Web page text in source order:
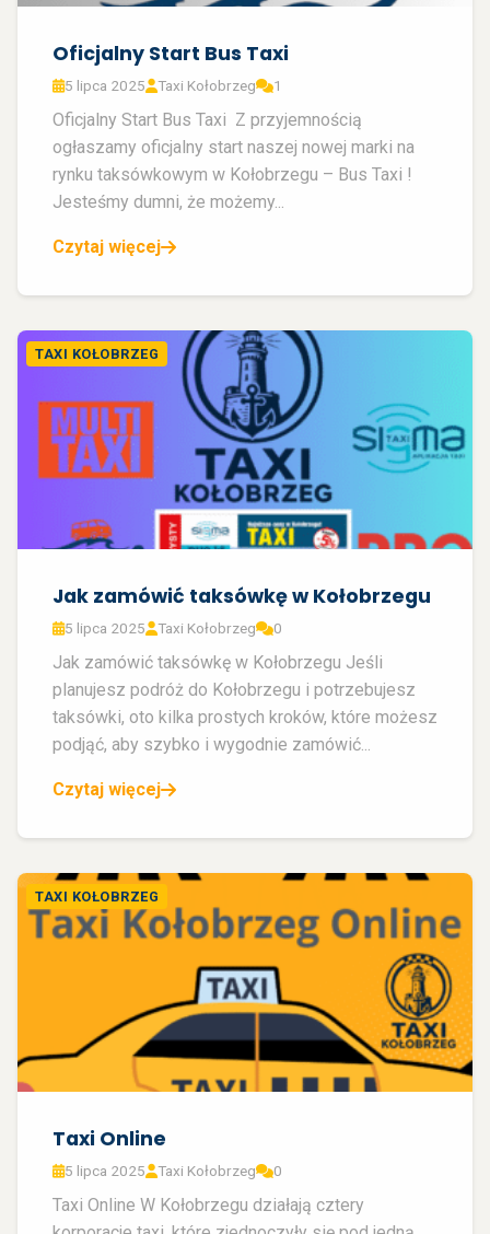
Oficjalny Start Bus Taxi
5 lipca 2025 Taxi Kołobrzeg 1
Oficjalny Start Bus Taxi Z przyjemnością
ogłaszamy oficjalny start naszej nowej marki na
rynku taksówkowym w Kołobrzegu – Bus Taxi !
Jesteśmy dumni, że możemy...
Czytaj więcej
TAXI KOŁOBRZEG
Jak zamówić taksówkę w Kołobrzegu
5 lipca 2025 Taxi Kołobrzeg 0
Jak zamówić taksówkę w Kołobrzegu Jeśli
planujesz podróż do Kołobrzegu i potrzebujesz
taksówki, oto kilka prostych kroków, które możesz
podjąć, aby szybko i wygodnie zamówić...
Czytaj więcej
TAXI KOŁOBRZEG
Taxi Online
5 lipca 2025 Taxi Kołobrzeg 0
Taxi Online W Kołobrzegu działają cztery